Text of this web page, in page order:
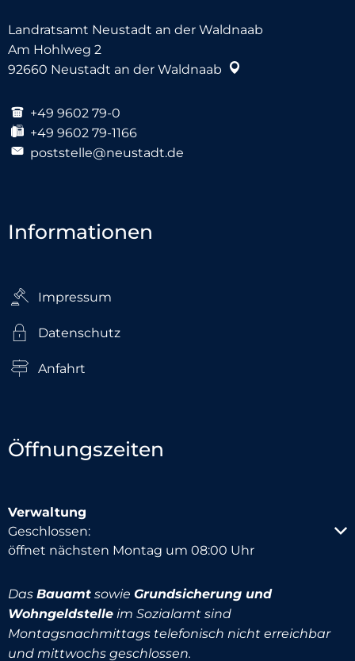
Landratsamt Neustadt an der Waldnaab
Am Hohlweg 2
92660 Neustadt an der Waldnaab
+49 9602 79-0
+49 9602 79-1166
poststelle@neustadt.de
Informationen
Impressum
Datenschutz
Anfahrt
Öffnungszeiten
Verwaltung
Klicken, um weitere Öffnungs- oder Schließzeiten
Geschlossen:
öffnet nächsten Montag um 08:00 Uhr
Das Bauamt sowie Grundsicherung und
Wohngeldstelle im Sozialamt sind
Montagsnachmittags telefonisch nicht erreichbar
und mittwochs geschlossen.